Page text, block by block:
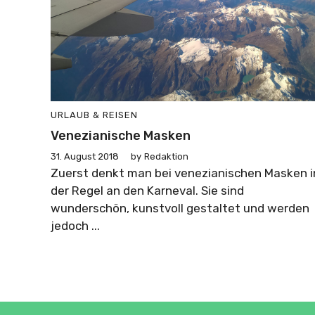
URLAUB & REISEN
Venezianische Masken
31. August 2018 by Redaktion
Zuerst denkt man bei venezianischen Masken
der Regel an den Karneval. Sie sind
wunderschön, kunstvoll gestaltet und werden
jedoch ...